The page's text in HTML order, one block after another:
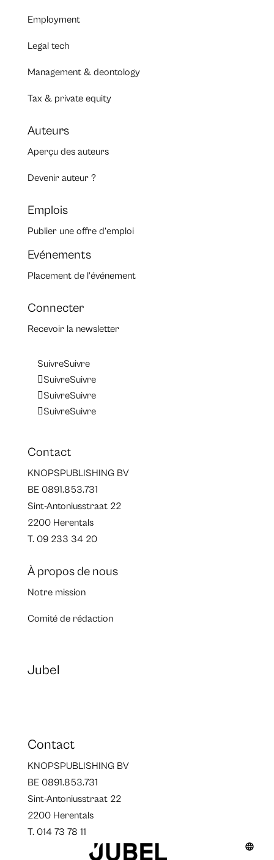
Employment
Legal tech
Management & deontology
Tax & private equity
Auteurs
Aperçu des auteurs
Devenir auteur ?
Emplois
Publier une offre d’emploi
Evénements
Placement de l’événement
Connecter
Recevoir la newsletter
SuivreSuivre
SuivreSuivre
SuivreSuivre
SuivreSuivre
Contact
KNOPSPUBLISHING BV
BE 0891.853.731
Sint-Antoniusstraat 22
2200 Herentals
T. 09 233 34 20
À propos de nous
Notre mission
Comité de rédaction
Jubel
Contact
KNOPSPUBLISHING BV
BE 0891.853.731
Sint-Antoniusstraat 22
2200 Herentals
T. 014 73 78 11